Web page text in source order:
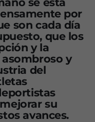
por
son cada día
que los
y la
y
del
su
avances.